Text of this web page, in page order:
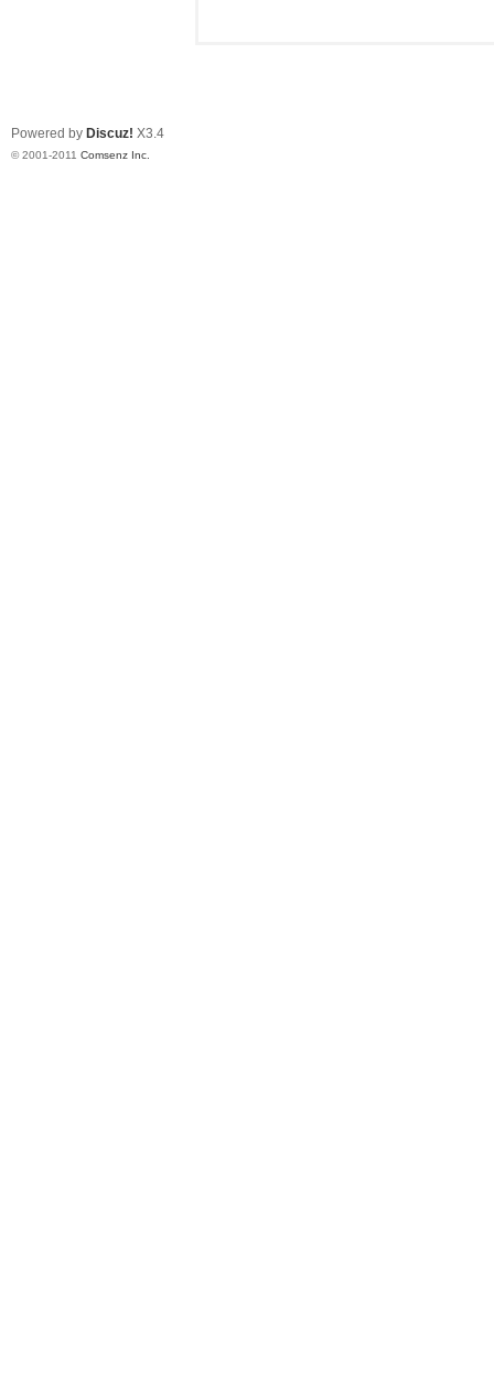
Powered by Discuz! X3.4
© 2001-2011 Comsenz Inc.